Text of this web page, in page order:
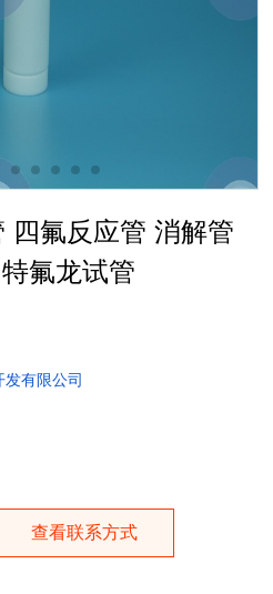
四氟反应管 消解管
氟龙试管
有限公司
查看联系方式